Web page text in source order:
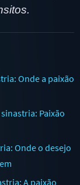
Onde a paixão
Paixão
Onde o desejo
A paixão